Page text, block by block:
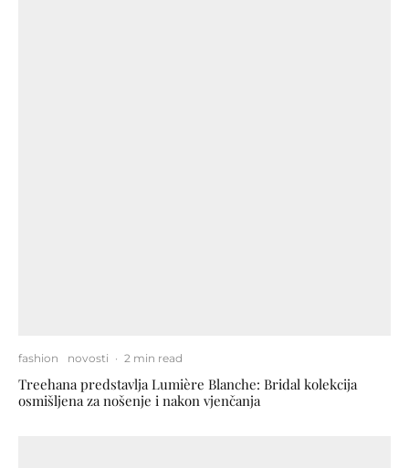
fashion novosti · 2 min read
Treehana predstavlja Lumière Blanche: Bridal kolekcija
osmišljena za nošenje i nakon vjenčanja